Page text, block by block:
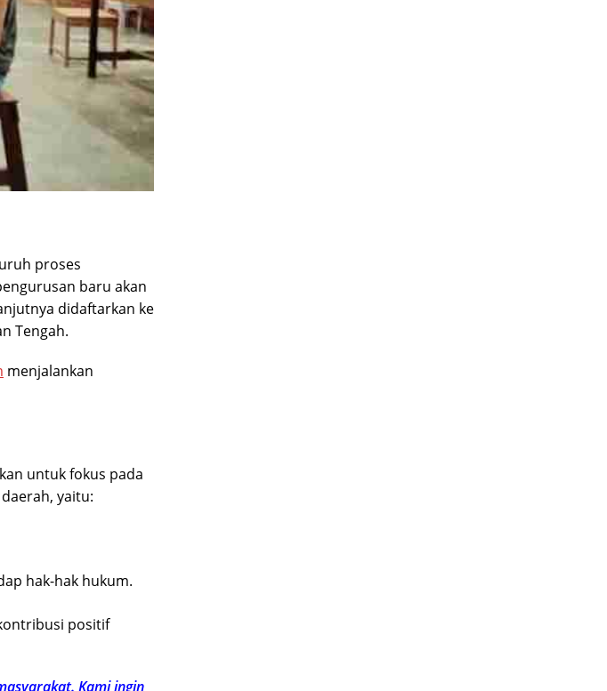
proses
baru akan
didaftarkan ke
Tengah.
menjalankan
untuk fokus pada
yaitu:
hak-hak hukum.
positif
Kami ingin